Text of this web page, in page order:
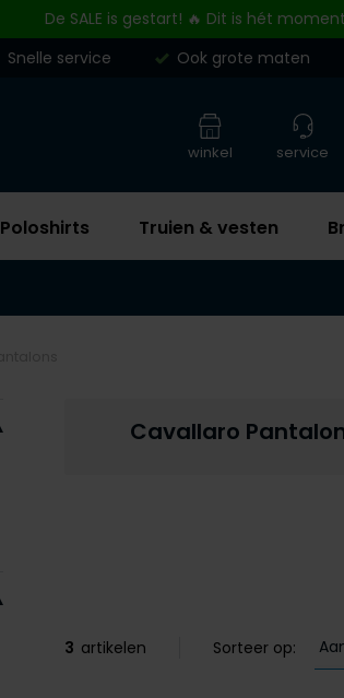
De SALE is gestart! 🔥 Dit is hét
Snelle service Ook grote maten
Poloshirts Truien & vesten
winkel service
Cavallaro
3 artikelen Sorteer op: